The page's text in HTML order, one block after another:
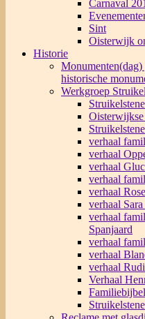
Carnaval
Sint
Oisterwijk
Historie
historische
Werkgroep
Oisterwijkse
verhaal
verhaal
verhaal
verhaal
verhaal
verhaal
verhaal
Spanjaard
verhaal
verhaal
verhaal
Verhaal